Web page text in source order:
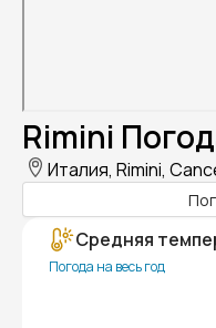
Rimini
Италия, Rimini,
Средняя
Погода на весь год